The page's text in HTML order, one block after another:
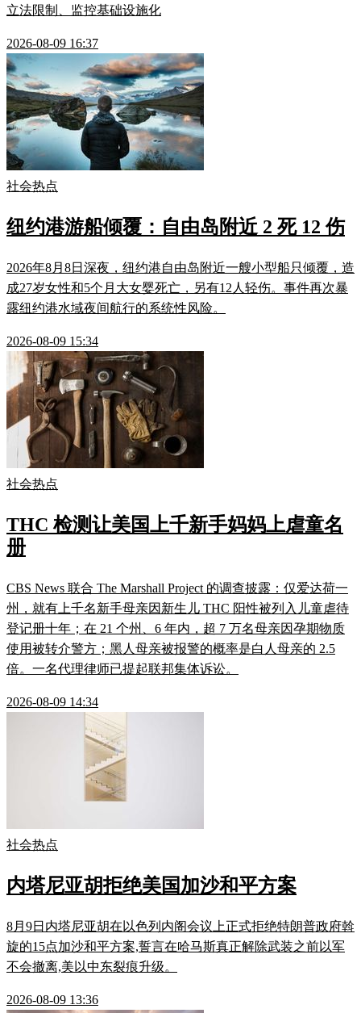
立法限制、监控基础设施化
2026-08-09 16:37
社会热点
纽约港游船倾覆：自由岛附近 2 死 12 伤
2026年8月8日深夜，纽约港自由岛附近一艘小型船只倾覆，造
成27岁女性和5个月大女婴死亡，另有12人轻伤。事件再次暴
露纽约港水域夜间航行的系统性风险。
2026-08-09 15:34
社会热点
THC 检测让美国上千新手妈妈上虐童名
册
CBS News 联合 The Marshall Project 的调查披露：仅爱达荷一
州，就有上千名新手母亲因新生儿 THC 阳性被列入儿童虐待
登记册十年；在 21 个州、6 年内，超 7 万名母亲因孕期物质
使用被转介警方；黑人母亲被报警的概率是白人母亲的 2.5
倍。一名代理律师已提起联邦集体诉讼。
2026-08-09 14:34
社会热点
内塔尼亚胡拒绝美国加沙和平方案
8月9日内塔尼亚胡在以色列内阁会议上正式拒绝特朗普政府斡
旋的15点加沙和平方案,誓言在哈马斯真正解除武装之前以军
不会撤离,美以中东裂痕升级。
2026-08-09 13:36